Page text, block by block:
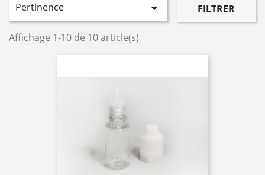
Pertinence  FILTRER
Affichage 1-10 de 10 article(s)